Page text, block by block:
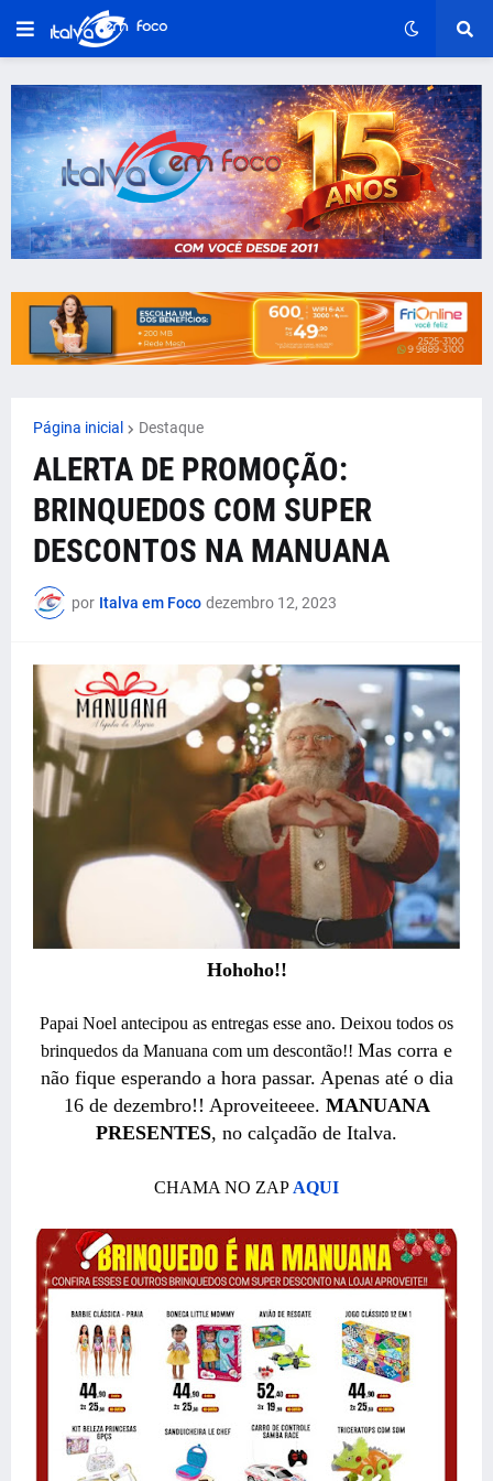
Página inicial Destaque
ALERTA DE PROMOÇÃO:
BRINQUEDOS COM SUPER
DESCONTOS NA MANUANA
por Italva em Foco dezembro 12, 2023
Hohoho!!
Papai Noel antecipou as entregas esse ano. Deixou todos os
brinquedos da Manuana com um descontão!! Mas corra e
não fique esperando a hora passar. Apenas até o dia
16 de dezembro!! Aproveiteeee. MANUANA
PRESENTES, no calçadão de Italva.
CHAMA NO ZAP AQUI